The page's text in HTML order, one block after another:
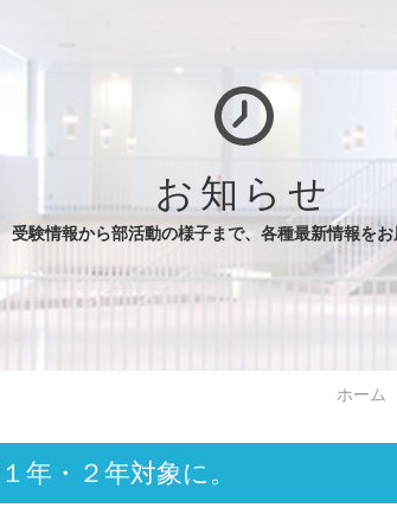
お知らせ
受験情報から部活動の様子まで、各種最新情報を
ホーム
年・２年対象に。